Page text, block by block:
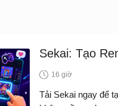
Sekai: Tạo
16 giờ
Tải Sekai ngay để